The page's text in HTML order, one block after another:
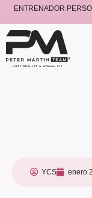
ENTRENADOR
YCS enero